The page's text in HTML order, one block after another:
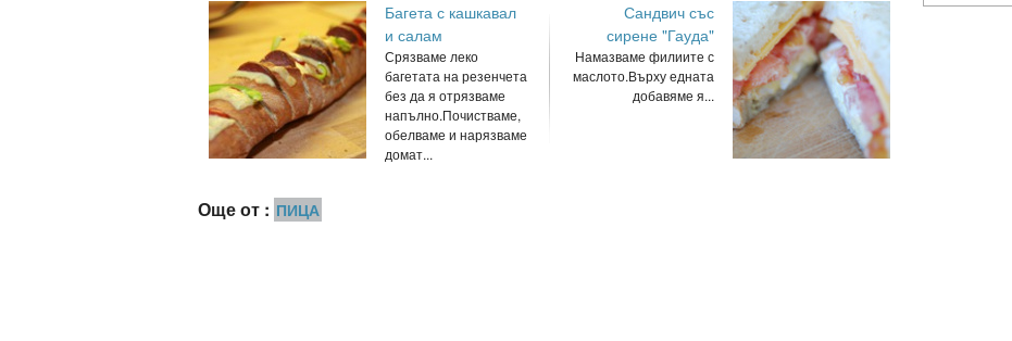
Багета с кашкавал
и салам
Срязваме леко
багетата на резенчета
без да я отрязваме
напълно.Почистваме,
обелваме и нарязваме
домат...
Сандвич със
сирене "Гауда"
Намазваме филиите с
маслото.Върху едната
добавяме я...
Още от : ПИЦА